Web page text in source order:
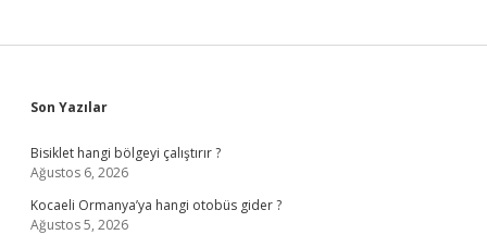
Sidebar
Son Yazılar
Bisiklet hangi bölgeyi çalıştırır ?
Ağustos 6, 2026
Kocaeli Ormanya’ya hangi otobüs gider ?
Ağustos 5, 2026